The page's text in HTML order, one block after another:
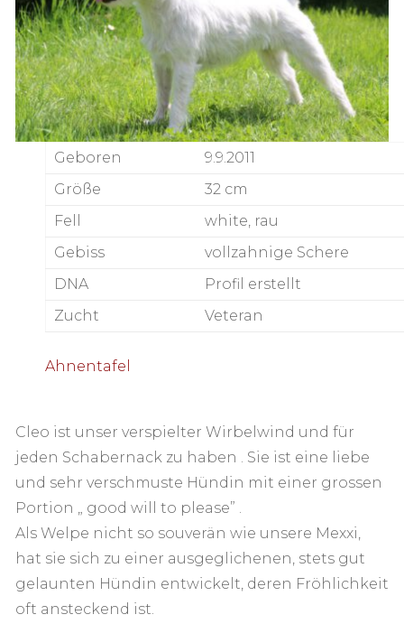
Geboren
9.9.2011
Größe
32 cm
Fell
white, rau
Gebiss
vollzahnige Schere
DNA
Profil erstellt
Zucht
Veteran
Ahnentafel
Cleo ist unser verspielter Wirbelwind und für
jeden Schabernack zu haben . Sie ist eine liebe
und sehr verschmuste Hündin mit einer grossen
Portion „ good will to please” .
Als Welpe nicht so souverän wie unsere Mexxi,
hat sie sich zu einer ausgeglichenen, stets gut
gelaunten Hündin entwickelt, deren Fröhlichkeit
oft ansteckend ist.